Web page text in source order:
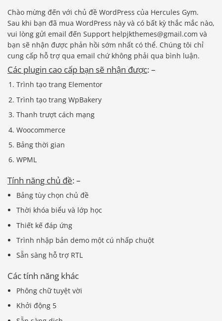
Chào mừng đến với chủ đề WordPress của Hercules Gym.
Sau khi bạn đã mua WordPress này và có bất kỳ thắc mắc nào,
vui lòng gửi email đến Support helpjkthemes@gmail.com và
bạn sẽ nhận được phản hồi sớm nhất có thể. Chúng tôi chỉ
cung cấp hỗ trợ qua email chứ không phải qua bình luận.
Các plugin cao cấp bạn sẽ nhận được: –
Trình tạo trang Elementor
Trình tạo trang WpBakery
Thanh trượt cách mạng
Woocommerce
Bảng thời gian
WPML
Tính năng chủ đề: –
Bảng tùy chọn chủ đề
Thời khóa biểu và lớp học
Thiết kế đáp ứng
Trình nhập bản demo một cú nhấp chuột
Sẵn sàng hỗ trợ RTL
Các tính năng khác
Phông chữ tuyệt vời
Khởi động 5